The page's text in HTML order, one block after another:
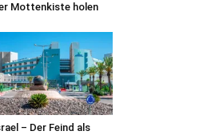
Mottenkiste holen
– Der Feind als